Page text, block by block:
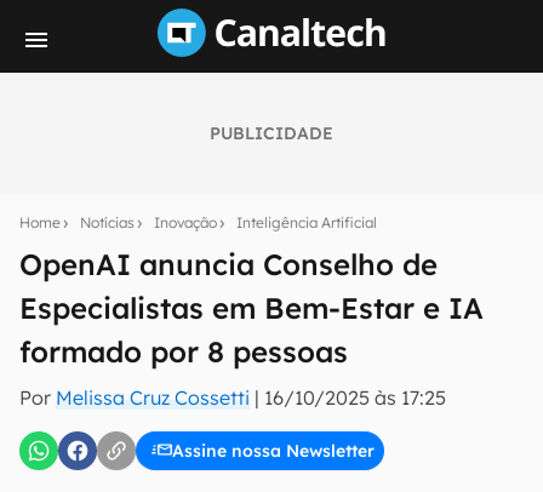
PUBLICIDADE
Home Notícias Inovação Inteligência Artificial
OpenAI anuncia Conselho de
Especialistas em Bem-Estar e IA
formado por 8 pessoas
Por Melissa Cruz Cossetti | 16/10/2025 às 17:25
Assine nossa Newsletter
notícias e reviews sobre tecnologia em primeira
E-mail
inscreva-se